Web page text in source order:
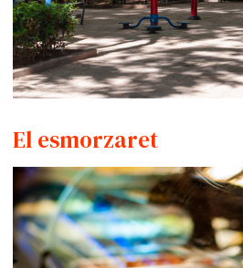
El esmorzaret